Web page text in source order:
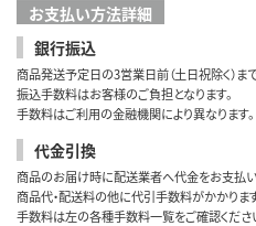
お支払い方法詳細
銀行振込
商品発送予定日の3営業日前（土日祝除く）ま
振込手数料はお客様のご負担となります。
手数料はご利用の金融機関により異なります。
代金引換
商品のお届け時に配送業者へ代金をお支払い
商品代・配送料の他に代引手数料がかかります
手数料は左の各種手数料一覧をご確認くださ